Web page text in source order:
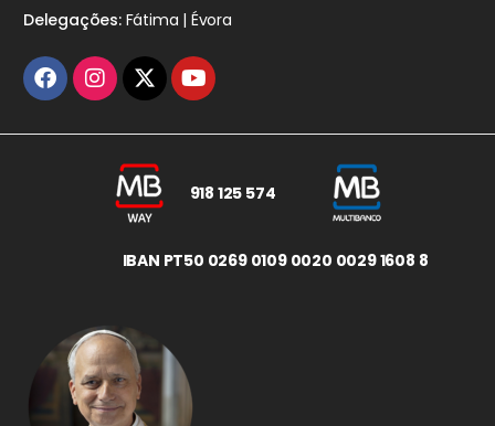
Delegações:Fátima | Évora
918 125 574
IBAN PT50 0269 0109 0020 0029 1608 8